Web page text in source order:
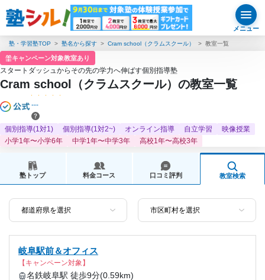
メニュー
塾・学習塾TOP 塾名から探す Cram school（クラムスクール） 教室一覧
キャンペーン対象教室あり
スタートダッシュからその先の学力へ伸ばす個別指導塾
Cram school（クラムスクール）の教室一覧
---
個別指導(1対1) 個別指導(1対2~) オンライン指導 自立学習
映像授業
小学1年〜小学6年
中学1年〜中学3年 高校1年〜高校3年
塾トップ 料金コース 口コミ評判 教室検索
岐阜駅前＆オフィス
【キャンペーン対象】
名鉄岐阜駅 徒歩9分(0.59km)